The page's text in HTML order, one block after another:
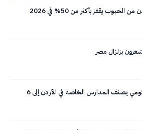
من الحبوب يقفز بأكثر من 50% في 2026
بزلزال مصر
مقترح حكومي يصنف المدارس الخاصة في الأردن إلى 6